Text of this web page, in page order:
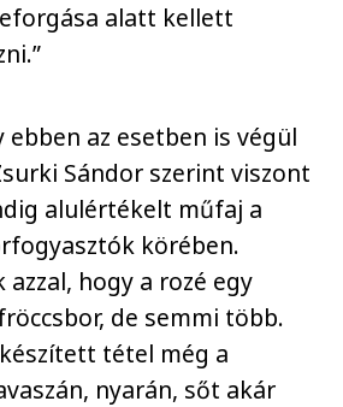
alatt kellett
ebben az esetben is végül
Sándor szerint viszont
alulértékelt műfaj a
körében.
azzal, hogy a rozé egy
de semmi több.
tétel még a
nyarán, sőt akár